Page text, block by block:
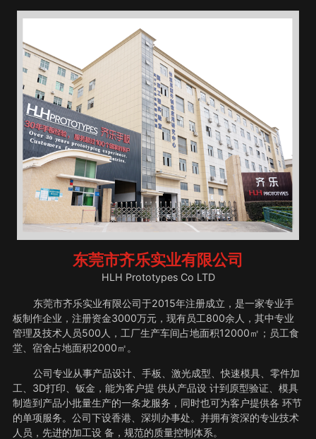
东莞市齐乐实业有限公司
HLH Prototypes Co LTD
东莞市齐乐实业有限公司于2015年注册成立，是一家专业手
板制作企业，注册资金3000万元，现有员工800余人，其中专业
管理及技术人员500人，工厂生产车间占地面积12000㎡；员工食
堂、宿舍占地面积2000㎡。
公司专业从事产品设计、手板、激光成型、快速模具、零件加
工、3D打印、钣金，能为客户提 供从产品设 计到原型验证、模具
制造到产品小批量生产的一条龙服务，同时也可为客户提供各 环节
的单项服务。公司下设香港、深圳办事处。并拥有资深的专业技术
人员，先进的加工设 备，规范的质量控制体系。